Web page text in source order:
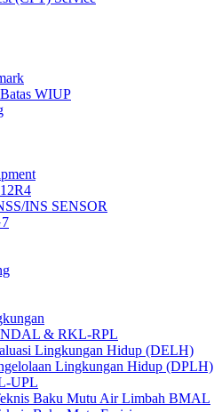
WIUP
INS SENSOR
& RKL-RPL
Lingkungan Hidup (DELH)
Lingkungan Hidup (DPLH)
UPL
Baku Mutu Air Limbah BMAL